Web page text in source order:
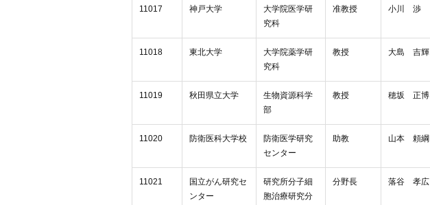
11017 神戸大学
大学院医学研
究科
准教授 小川 渉
11018 東北大学
大学院薬学研
究科
教授 大島 吉輝
11019 秋田県立大学
生物資源科学
部
教授 穂坂 正博
11020 防衛医科大学校
防衛医学研究
センター
助教 山本 頼綱
11021
国立がん研究セ
ンター
研究所分子細
胞治療研究分
分野長 落谷 孝広